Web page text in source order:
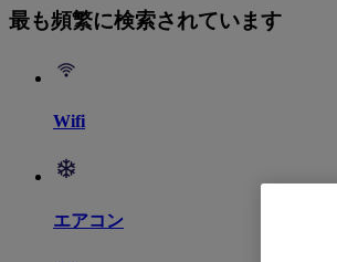
最も頻繁に検索されています
Wifi
エアコン